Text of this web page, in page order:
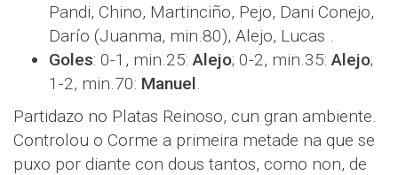
Pandi, Chino, Martinciño, Pejo, Dani Conejo,
Darío (Juanma, min.80), Alejo, Lucas .
Goles: 0-1, min.25:Alejo; 0-2, min.35:Alejo;
1-2, min.70: Manuel.
Partidazo no Platas Reinoso, cun gran ambiente.
Controlou o Corme a primeira metade na que se
puxo por diante con dous tantos, como non, de